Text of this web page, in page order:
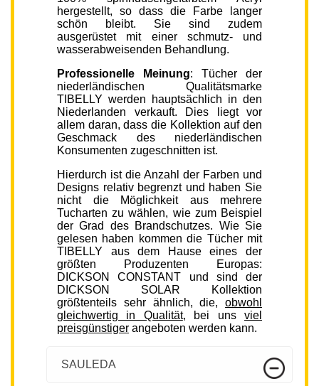
hergestellt, so dass die Farbe langer
schön bleibt. Sie sind zudem
ausgerüstet mit einer schmutz- und
wasserabweisenden Behandlung.
Professionelle Meinung: Tücher der
niederländischen Qualitätsmarke
TIBELLY werden hauptsächlich in den
Niederlanden verkauft. Dies liegt vor
allem daran, dass die Kollektion auf den
Geschmack des niederländischen
Konsumenten zugeschnitten ist.
Hierdurch ist die Anzahl der Farben und
Designs relativ begrenzt und haben Sie
nicht die Möglichkeit aus mehrere
Tucharten zu wählen, wie zum Beispiel
der Grad des Brandschutzes. Wie Sie
gelesen haben kommen die Tücher mit
TIBELLY aus dem Hause eines der
größten Produzenten Europas:
DICKSON CONSTANT und sind der
DICKSON SOLAR Kollektion
größtenteils sehr ähnlich, die, obwohl
gleichwertig in Qualität, bei unsviel
preisgünstiger angeboten werden kann.
SAULEDA